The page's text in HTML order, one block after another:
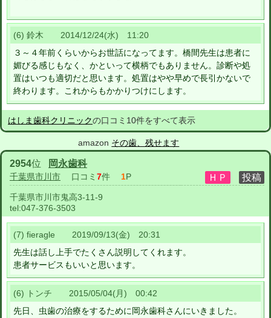
(6) 鈴木 2014/12/24(水) 11:20
３～４年前くらいからお世話になってます。橋間先生は患者に
媚びる感じもなく、かといって横柄でもありません。診断や処
置はいつも適切だと思います。処置はやや早めで長引かないで
終わります。これからもかかりつけにします。
はしま歯科クリニックの口コミ10件をすべて表示
amazon その歯、残せます
2954位 岡永歯科
千葉県市川市 口コミ 7件 1P
千葉県市川市鬼高3-11-9
tel:047-376-3503
(7) fieragle 2019/09/13(金) 20:31
先生は話し上手でたくさん説明してくれます。
患者サービスもいいと思います。
(6) トンチ 2015/05/04(月) 00:42
先日、虫歯の治療をするために岡永歯科さんにいきました。